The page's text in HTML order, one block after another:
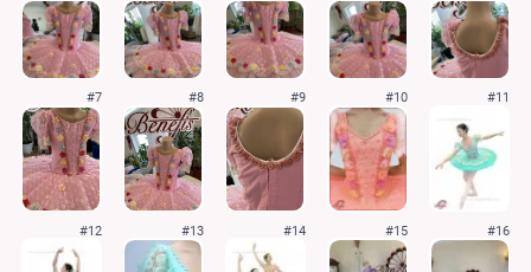
#7 #8 #9 #10 #11
#12 #13 #14 #15 #16